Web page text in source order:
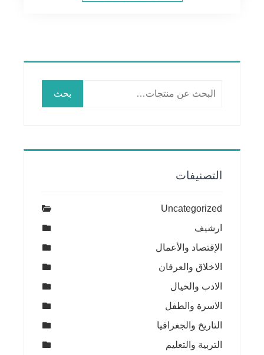
بحث
التصنيفات
Uncategorized
ارشيف
الإقتصاد والأعمال
الاخلاق والعرفان
الادب والخيال
الاسرة والطفل
التاريخ والجغرافيا
التربية والتعليم